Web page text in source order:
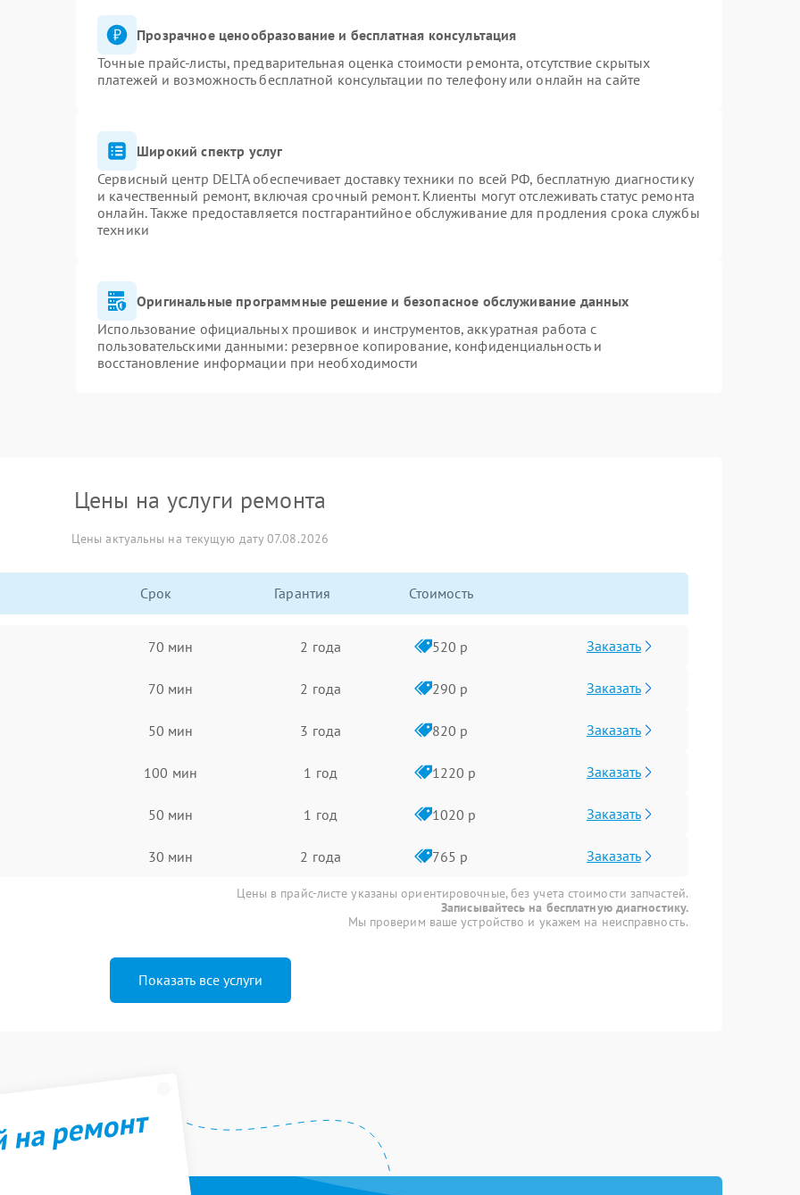
Прозрачное ценообразование и бесплатная консультация
Точные прайс-листы, предварительная оценка стоимости ремонта, отсутствие скрытых
платежей и возможность бесплатной консультации по телефону или онлайн на сайте
Широкий спектр услуг
Сервисный центр DELTA обеспечивает доставку техники по всей РФ, бесплатную диагностику
и качественный ремонт, включая срочный ремонт. Клиенты могут отслеживать статус ремонта
онлайн. Также предоставляется постгарантийное обслуживание для продления срока службы
техники
Оригинальные программные решение и безопасное обслуживание данных
Использование официальных прошивок и инструментов, аккуратная работа с
пользовательскими данными: резервное копирование, конфиденциальность и
восстановление информации при необходимости
Цены на услуги ремонта
Цены актуальны на текущую дату 07.08.2026
Срок Гарантия Стоимость
70 мин 2 года 520 р Заказать
70 мин 2 года 290 р Заказать
50 мин 3 года 820 р Заказать
100 мин 1 год 1220 р Заказать
50 мин 1 год 1020 р Заказать
30 мин 2 года 765 р Заказать
Цены в прайс-листе указаны ориентировочные, без учета стоимости запчастей.
Записывайтесь на бесплатную диагностику.
Мы проверим ваше устройство и укажем на неисправность.
Показать все услуги
ремонт